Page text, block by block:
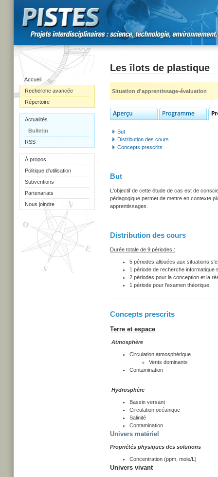
Accueil
Recherche avancée
Répertoire
Actualités
Bulletin
RSS
À propos
Politique d'utilisation
Subventions
Partenariats
Nous joindre
Les îlots de plastique
Situation d'apprentissage-évaluation
But
Distribution des cours
Concepts prescrits
But
L'objectif de cette étude de cas est de
pédagogique permet de mettre en contexte
apprentissages.
Distribution des cours
Durée totale de 9 périodes :
5 périodes allouées aux situations
1 période de recherche informatique
2 périodes pour la conception et la
1 période pour l'examen théorique
Concepts prescrits
Terre et espace
Atmosphère
Circulation atmosphérique
Vents dominants
Contamination
Hydrosphère
Bassin versant
Circulation océanique
Salinité
Contamination
Univers matériel
Propriétés physiques des solutions
Concentration (ppm, mole/L)
Univers vivant